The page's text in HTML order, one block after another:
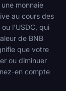
monnaie
au cours des
l'USDC, qui
de BNB
que votre
ou diminuer
en compte